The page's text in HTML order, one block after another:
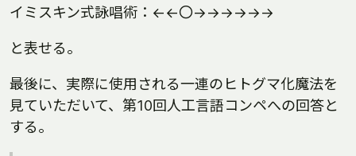
イミスキン式詠唱術：←←〇→→→→→→
と表せる。
最後に、実際に使用される一連のヒトグマ化魔法を
見ていただいて、第10回人工言語コンペへの回答と
する。